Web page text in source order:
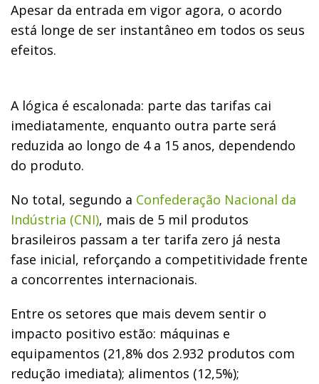
Apesar da entrada em vigor agora, o acordo
está longe de ser instantâneo em todos os seus
efeitos.
A lógica é escalonada: parte das tarifas cai
imediatamente, enquanto outra parte será
reduzida ao longo de 4 a 15 anos, dependendo
do produto.
No total, segundo a Confederação Nacional da
Indústria (CNI), mais de 5 mil produtos
brasileiros passam a ter tarifa zero já nesta
fase inicial, reforçando a competitividade frente
a concorrentes internacionais.
Entre os setores que mais devem sentir o
impacto positivo estão: máquinas e
equipamentos (21,8% dos 2.932 produtos com
redução imediata); alimentos (12,5%);